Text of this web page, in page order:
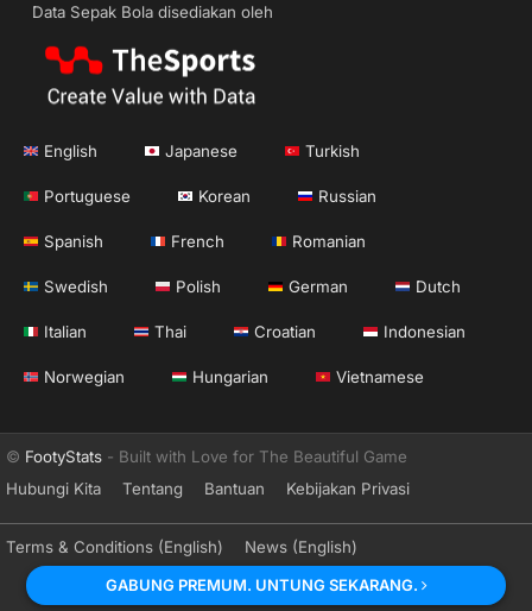
Data Sepak Bola disediakan oleh
English Japanese Turkish
Portuguese Korean Russian
Spanish French Romanian
Swedish Polish German Dutch
Italian Thai Croatian Indonesian
Norwegian Hungarian Vietnamese
© FootyStats - Built with Love for The Beautiful Game
Hubungi Kita
Tentang Bantuan Kebijakan Privasi
Terms & Conditions (English) News (English)
GABUNG PREMUM. UNTUNG SEKARANG.